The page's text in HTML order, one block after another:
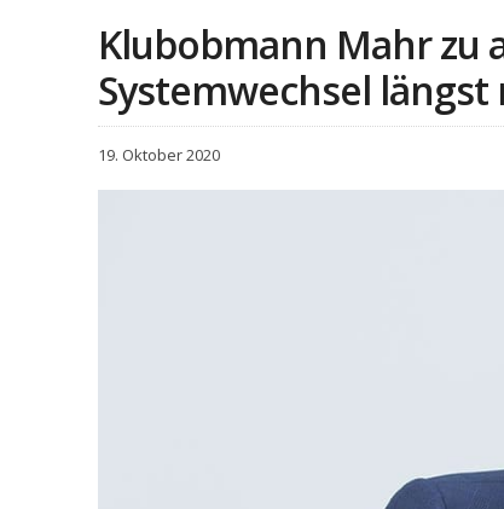
Klubobmann Mahr zu
Systemwechsel
19. Oktober 2020